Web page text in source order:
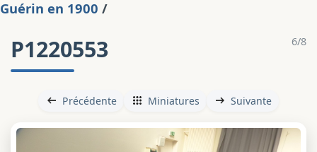
Guérin en 1900 /
6/8
P1220553
Précédente Miniatures Suivante